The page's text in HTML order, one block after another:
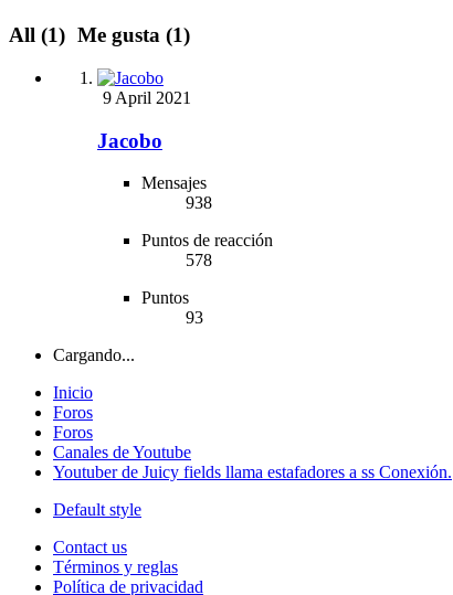
All (1) Me gusta (1)
9 April 2021
Jacobo
Mensajes
938
Puntos de reacción
578
Puntos
93
Cargando...
Inicio
Foros
Foros
Canales de Youtube
Youtuber de Juicy fields llama estafadores a ss Conexión.
Default style
Contact us
Términos y reglas
Política de privacidad